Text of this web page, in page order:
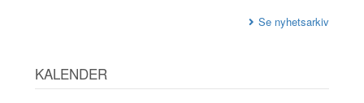
Se nyhetsarkiv
KALENDER